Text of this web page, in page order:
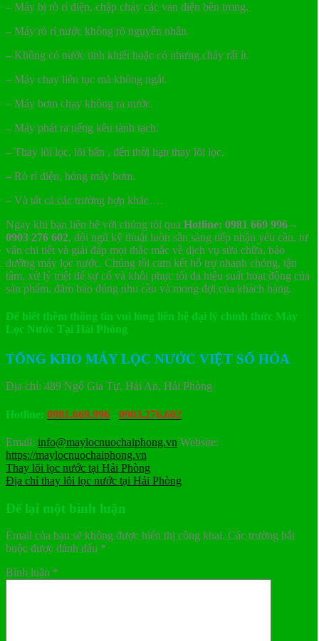
– Máy bị rò rỉ điện, chập cháy các van điện bên trong.
– Máy rò rỉ nước không rõ nguyên nhân.
– Không có nước tinh khiết hoặc có nhưng chảy rất ít.
– Máy chay liên tục mà không ngắt.
– Máy bơm chạy không ra nước.
– Máy phát ra tiếng kêu tành tạch.
– Thay lõi lọc, lõi bẩn , đến thời hạn thay lõi lọc.
– Rò rỉ điện, hỏng máy bơm.
– Và tất cả các trường hợp khác….
Ngay khi bạn liên hệ với chúng tôi qua Hotline: 0981 669 996 –
0903 276 602, đội ngũ kỹ thuật luôn sẵn sàng tiếp nhận yêu cầu, tư
vấn chi tiết và giải đáp mọi thắc mắc về dịch vụ sửa chữa, bảo
dưỡng máy lọc nước. Chúng tôi cam kết hỗ trợ nhanh chóng, tận
tâm, xử lý triệt để sự cố và khôi phục tối đa hiệu suất hoạt động của
sản phẩm, đảm bảo đúng nhu cầu và mong đợi của khách hàng.
Để biết thêm thông tin vui lòng liên hệ đại lý chính thức Máy
Lọc Nước Tại Hải Phòng
TỔNG KHO MÁY LỌC NƯỚC VIỆT SỐ HÓA
Địa chỉ: 489 Ngô Gia Tự, Hải An, Hải Phòng
Hotline: 0981.669.996 - 0903.276.602
Email: info@maylocnuochaiphong.vn Website:
https://maylocnuochaiphong.vn
Thay lõi lọc nước tại Hải Phòng
Địa chỉ thay lõi lọc nước tại Hải Phòng
Để lại một bình luận
Email của bạn sẽ không được hiển thị công khai. Các trường bắt
buộc được đánh dấu *
Bình luận *